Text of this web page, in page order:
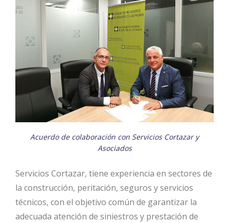
Acuerdo de colaboración con Servicios Cortazar y
Asociados
Servicios Cortazar, tiene experiencia en sectores de
la construcción, peritación, seguros y servicios
técnicos, con el objetivo común de garantizar la
adecuada atención de siniestros y prestación de